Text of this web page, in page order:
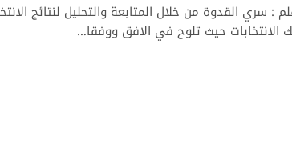
: سري القدوة من خلال المتابعة والتحليل لنتائج
الانتخابات حيث تلوح في الافق ووفقا…